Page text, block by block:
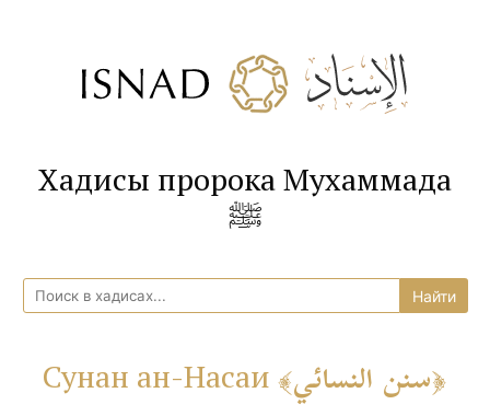
Хадисы пророка Мухаммада
ﷺ
Сунан ан-Насаи سنن النسائي